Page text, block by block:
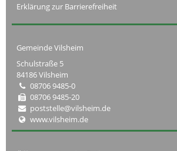
Erklärung zur Barrierefreiheit
Gemeinde Vilsheim
Schulstraße 5
84186 Vilsheim
08706 9485-0
08706 9485-20
poststelle@vilsheim.de
www.vilsheim.de